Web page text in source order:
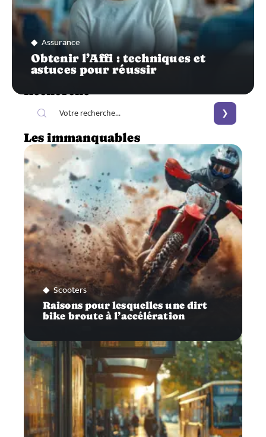
Assurance
Obtenir l’Affi : techniques et
astuces pour réussir
Les immanquables
Scooters
Raisons pour lesquelles une dirt
bike broute à l’accélération